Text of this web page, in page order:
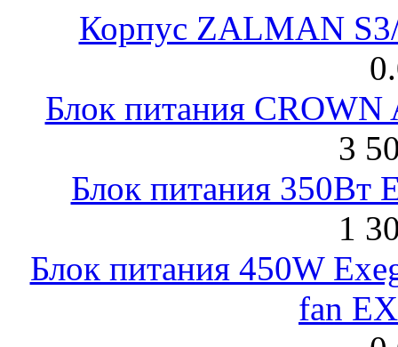
Корпус ZALMAN
Блок питания
3
Блок питания 350Вт
1
Блок питания 450W
fan